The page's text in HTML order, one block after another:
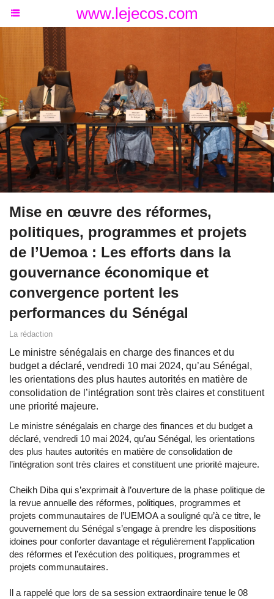
www.lejecos.com
Mise en œuvre des réformes,
politiques, programmes et projets
de l’Uemoa : Les efforts dans la
gouvernance économique et
convergence portent les
performances du Sénégal
La rédaction
Le ministre sénégalais en charge des finances et du
budget a déclaré, vendredi 10 mai 2024, qu’au Sénégal,
les orientations des plus hautes autorités en matière de
consolidation de l’intégration sont très claires et constituent
une priorité majeure.
Le ministre sénégalais en charge des finances et du budget a
déclaré, vendredi 10 mai 2024, qu’au Sénégal, les orientations
des plus hautes autorités en matière de consolidation de
l’intégration sont très claires et constituent une priorité majeure.
Cheikh Diba qui s’exprimait à l’ouverture de la phase politique de
la revue annuelle des réformes, politiques, programmes et
projets communautaires de l’UEMOA a souligné qu’à ce titre, le
gouvernement du Sénégal s’engage à prendre les dispositions
idoines pour conforter davantage et régulièrement l’application
des réformes et l’exécution des politiques, programmes et
projets communautaires.
Il a rappelé que lors de sa session extraordinaire tenue le 08